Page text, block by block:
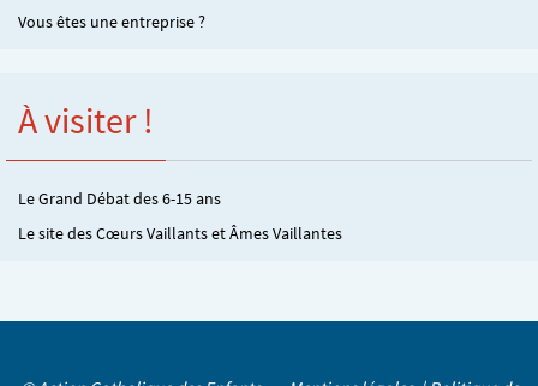
Vous êtes une entreprise ?
À visiter !
Le Grand Débat des 6-15 ans
Le site des Cœurs Vaillants et Âmes Vaillantes